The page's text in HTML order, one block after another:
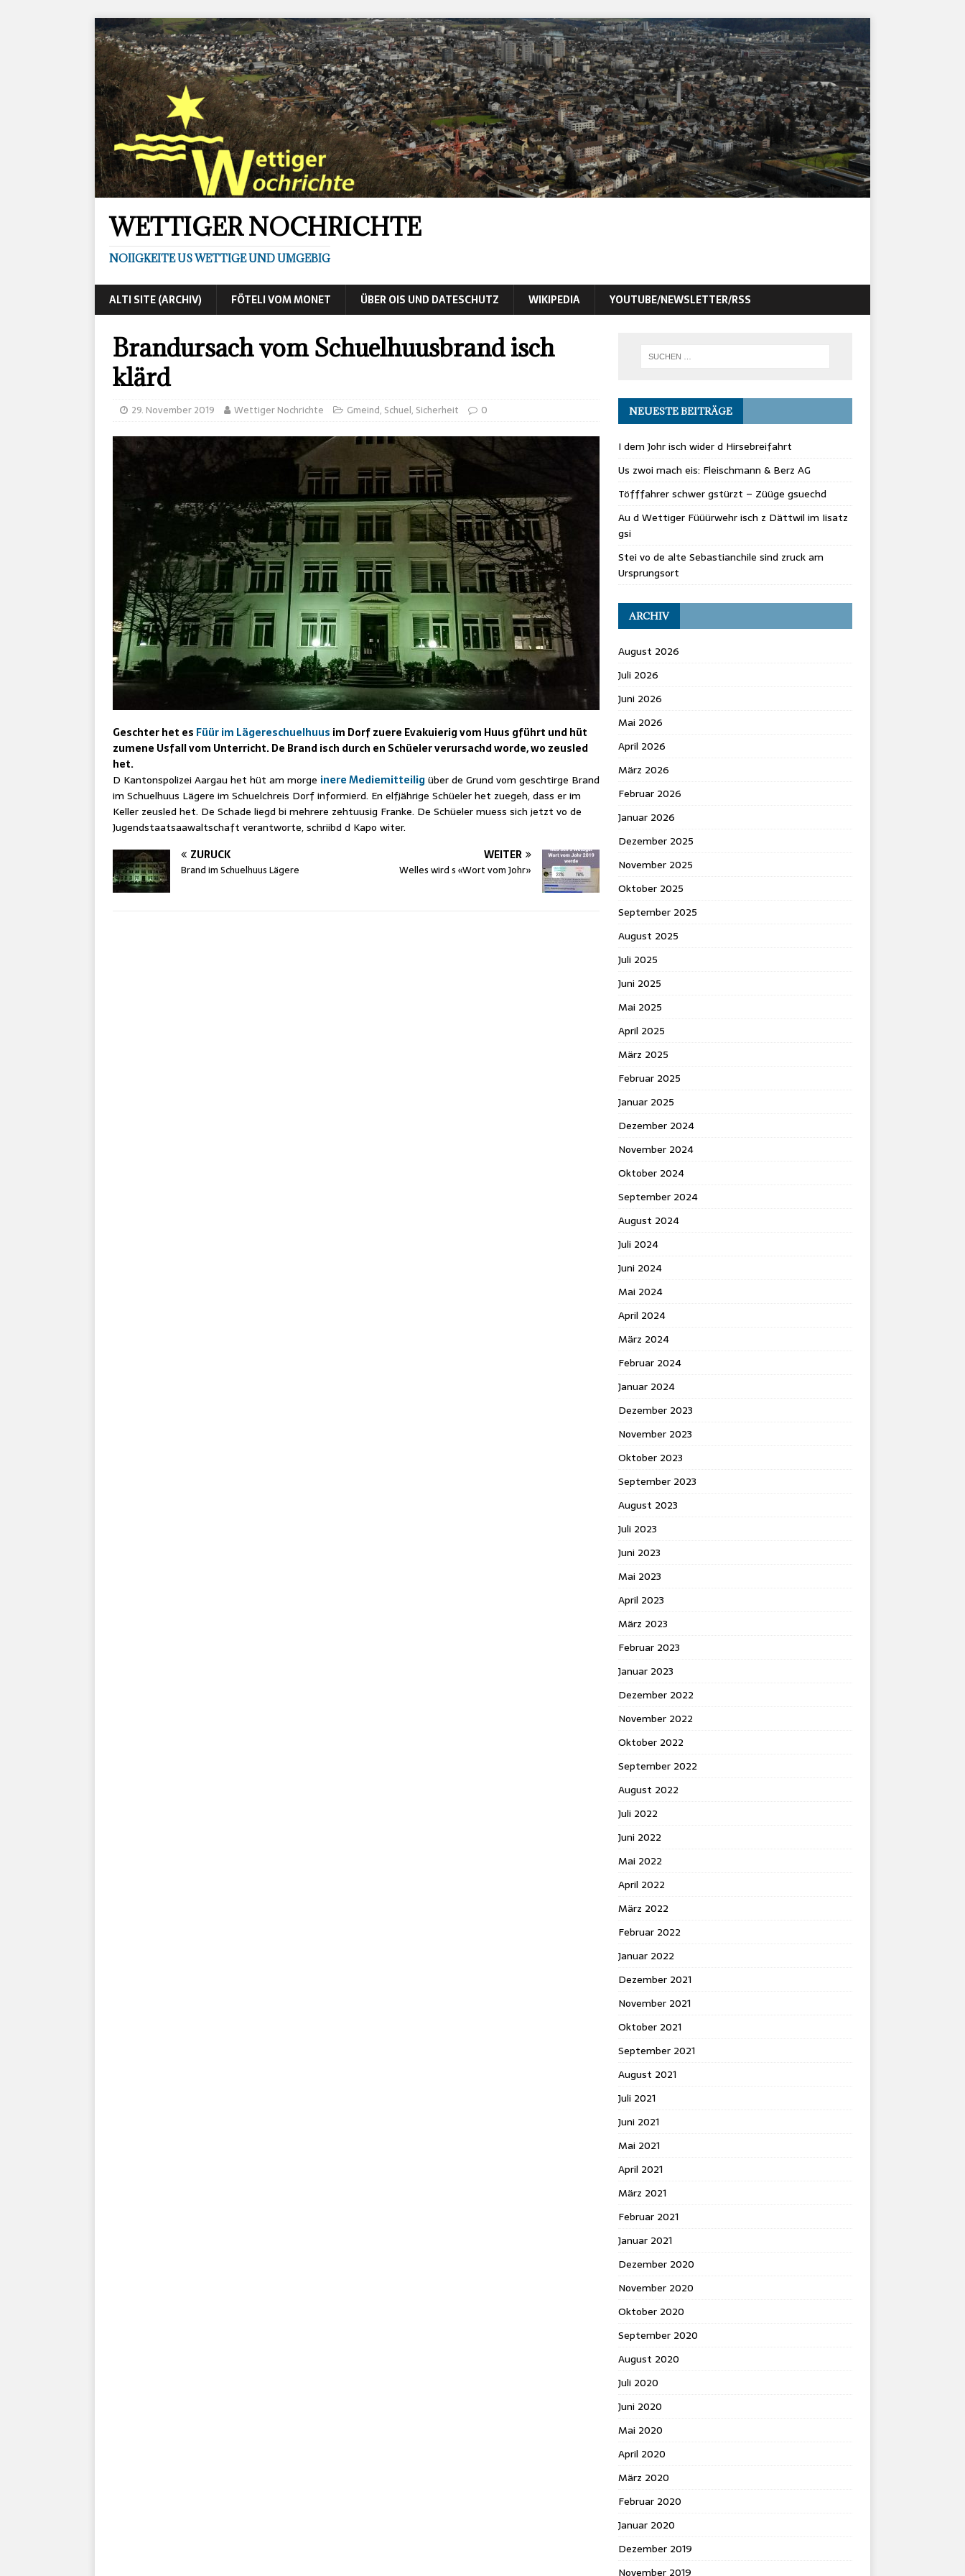
WETTIGER NOCHRICHTE
NOIIGKEITE US WETTIGE UND UMGEBIG
ALTI SITE (ARCHIV) FÖTELI VOM MONET ÜBER OIS UND DATESCHUTZ WIKIPEDIA YOUTUBE/NEWSLETTER/RSS
Brandursach vom Schuelhuusbrand isch
klärd
29. November 2019 Wettiger Nochrichte Gmeind, Schuel, Sicherheit 0
Geschter het es Füür im Lägereschuelhuus im Dorf zuere Evakuierig vom Huus gführt und hüt
zumene Usfall vom Unterricht. De Brand isch durch en Schüeler verursachd worde, wo zeusled
het.
D Kantonspolizei Aargau het hüt am morge inere Mediemitteiligüber de Grund vom geschtirge Brand
im Schuelhuus Lägere im Schuelchreis Dorf informierd. En elfjährige Schüeler het zuegeh, dass er im
Keller zeusled het. De Schade liegd bi mehrere zehtuusig Franke. De Schüeler muess sich jetzt vo de
Jugendstaatsaawaltschaft verantworte, schriibd d Kapo witer.
ZURÜCK
Brand im Schuelhuus Lägere
WEITER
Welles wird s «Wort vom Johr»
NEUESTE BEITRÄGE
I dem Johr isch wider d Hirsebreifahrt
Us zwoi mach eis: Fleischmann & Berz AG
Töfffahrer schwer gstürzt – Züüge gsuechd
Au d Wettiger Füüürwehr isch z Dättwil im Iisatz
gsi
Stei vo de alte Sebastianchile sind zruck am
Ursprungsort
ARCHIV
August 2026
Juli 2026
Juni 2026
Mai 2026
April 2026
März 2026
Februar 2026
Januar 2026
Dezember 2025
November 2025
Oktober 2025
September 2025
August 2025
Juli 2025
Juni 2025
Mai 2025
April 2025
März 2025
Februar 2025
Januar 2025
Dezember 2024
November 2024
Oktober 2024
September 2024
August 2024
Juli 2024
Juni 2024
Mai 2024
April 2024
März 2024
Februar 2024
Januar 2024
Dezember 2023
November 2023
Oktober 2023
September 2023
August 2023
Juli 2023
Juni 2023
Mai 2023
April 2023
März 2023
Februar 2023
Januar 2023
Dezember 2022
November 2022
Oktober 2022
September 2022
August 2022
Juli 2022
Juni 2022
Mai 2022
April 2022
März 2022
Februar 2022
Januar 2022
Dezember 2021
November 2021
Oktober 2021
September 2021
August 2021
Juli 2021
Juni 2021
Mai 2021
April 2021
März 2021
Februar 2021
Januar 2021
Dezember 2020
November 2020
Oktober 2020
September 2020
August 2020
Juli 2020
Juni 2020
Mai 2020
April 2020
März 2020
Februar 2020
Januar 2020
Dezember 2019
November 2019